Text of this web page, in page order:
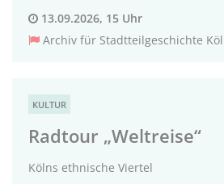
13.09.2026, 15 Uhr
Archiv für Stadtteilgeschichte
KULTUR
Radtour „Weltreise“
Kölns ethnische Viertel